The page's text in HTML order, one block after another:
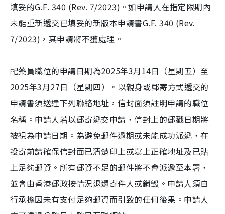
填妥的G.F. 340 (Rev. 7/2023)。如申請人在指定限期內
未能重新遞交已填妥的新版本申請書G.F. 340 (Rev.
7/2023)，其申請將不獲處理。
配藥員職位的申請日期為2025年3月14日（星期五）至
2025年3月27日（星期四）。以親身或郵寄方式遞交的
申請書須送達下列聯絡地址，信封面須註明申請的職位
名稱。申請人若以郵寄遞交申請，信封上的郵戳日期將
被視為申請日期。為避免郵件過期或未能成功派遞，在
投寄前請確保信封面已清楚印上或寫上正確地址及已貼
上足夠郵資。所有郵資不足的郵件將不會派遞至本署，
並會由香港郵政按情況退還寄件人或銷毀。申請人須自
行承擔因未有支付足夠郵資而引致的任何後果。申請人